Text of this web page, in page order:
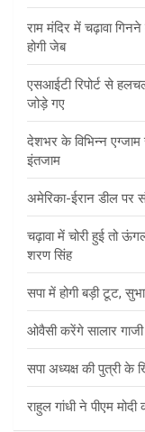
राम मंदिर में चढ़ावा
होगी जेब
एसआईटी रिपोर्ट से
जोड़े गए
देशभर के विभिन्न
इंतजाम
अमेरिका-ईरान डील पर
चढ़ावा में चोरी हुई तो
शरण सिंह
सपा में होगी बड़ी टूट,
ओवैसी करेंगे सालार
सपा अध्यक्ष की पुत्री के
राहुल गांधी ने पीएम